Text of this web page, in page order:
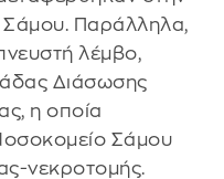
Σάμου. Παράλληλα,
λέμβο,
Διάσωσης
η οποία
Σάμου
νεκροτομής.